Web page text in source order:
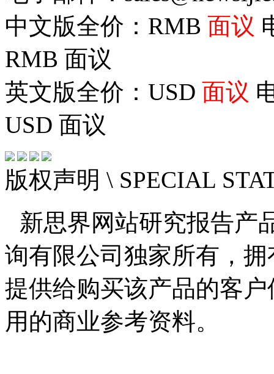
中文版全价：RMB 面议
RMB 面议
英文版全价：USD 面议
USD 面议
版权声明 \ SPECIAL
新思界网站研究报告产
询有限公司独家所有，
提供给购买该产品的客
用的商业参考资料。